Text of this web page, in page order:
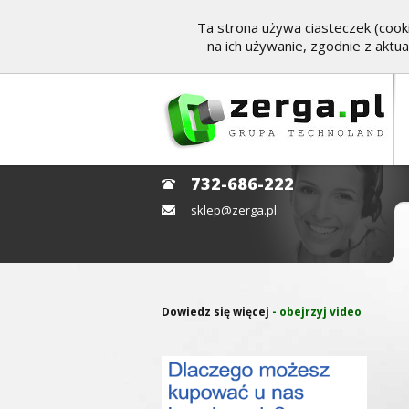
Ta strona używa ciasteczek
na ich używanie, zgodnie z
732-686-222
sklep@zerga.pl
Dowiedz się więcej - obejrzyj video